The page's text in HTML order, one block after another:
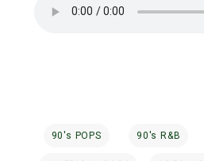
90's POPS 90's R&B